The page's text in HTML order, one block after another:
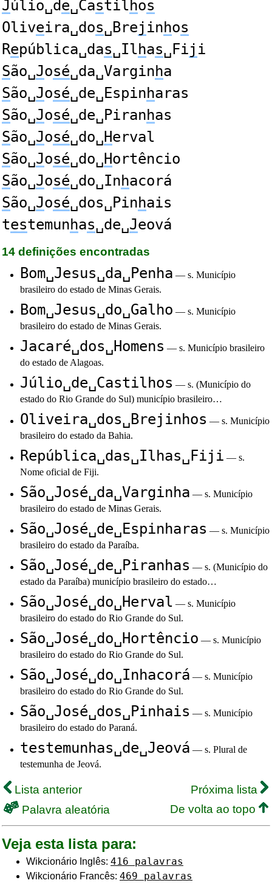
Júlio␣de␣Castilhos
Oliveira␣dos␣Brej inhos
República␣das␣Ilhas␣Fij i
São␣José␣da␣Varginha
São␣José␣de␣Espinharas
São␣José␣de␣Piranhas
São␣José␣do␣Herval
São␣José␣do␣Hortêncio
São␣José␣do␣Inhacorá
São␣José␣dos␣Pinhais
testemunhas␣de␣Jeová
14 definições encontradas
Bom␣Jesus␣da␣Penha — s. Município
brasileiro do estado de Minas Gerais.
Bom␣Jesus␣do␣Galho — s. Município
brasileiro do estado de Minas Gerais.
Jacaré␣dos␣Homens — s. Município brasileiro
do estado de Alagoas.
Júlio␣de␣Castilhos — s. (Município do
estado do Rio Grande do Sul) município brasileiro…
Oliveira␣dos␣Brejinhos — s. Município
brasileiro do estado da Bahia.
República␣das␣Ilhas␣Fiji — s.
Nome oficial de Fiji.
São␣José␣da␣Varginha — s. Município
brasileiro do estado de Minas Gerais.
São␣José␣de␣Espinharas — s. Município
brasileiro do estado da Paraíba.
São␣José␣de␣Piranhas — s. (Município do
estado da Paraíba) município brasileiro do estado…
São␣José␣do␣Herval — s. Município
brasileiro do estado do Rio Grande do Sul.
São␣José␣do␣Hortêncio — s. Município
brasileiro do estado do Rio Grande do Sul.
São␣José␣do␣Inhacorá — s. Município
brasileiro do estado do Rio Grande do Sul.
São␣José␣dos␣Pinhais — s. Município
brasileiro do estado do Paraná.
testemunhas␣de␣Jeová — s. Plural de
testemunha de Jeová.
Lista anterior
Próxima lista
Palavra aleatória
De volta ao topo
Veja esta lista para:
Wikcionário Inglês: 416 palavras
Wikcionário Francês: 469 palavras